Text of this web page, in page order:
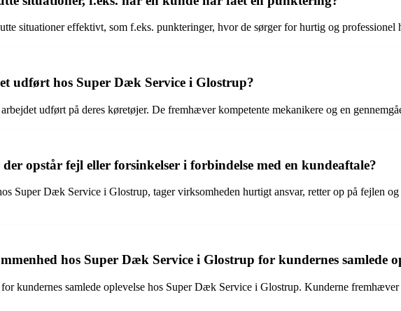
situationer effektivt, som f.eks. punkteringer, hvor de sørger for hurtig og
udført hos Super Dæk Service i Glostrup?
udført på deres køretøjer. De fremhæver kompetente mekanikere og en
opstår fejl eller forsinkelser i forbindelse med en kundeaftale?
Super Dæk Service i Glostrup, tager virksomheden hurtigt ansvar, retter op på fejlen
hos Super Dæk Service i Glostrup for kundernes samlede
kundernes samlede oplevelse hos Super Dæk Service i Glostrup. Kunderne